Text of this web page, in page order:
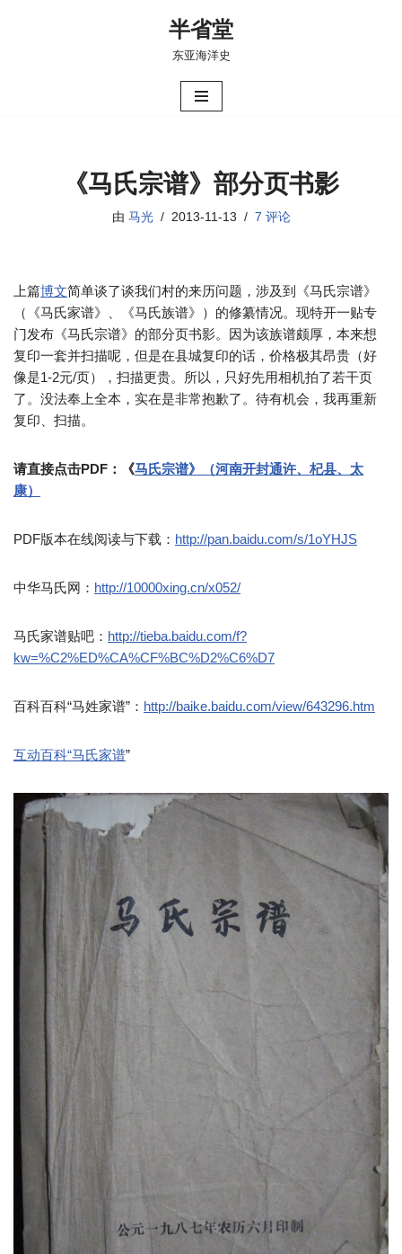
半省堂
东亚海洋史
《马氏宗谱》部分页书影
由 马光 2013-11-13 7 评论
上篇博文简单谈了谈我们村的来历问题，涉及到《马氏宗谱》
（《马氏家谱》、《马氏族谱》）的修纂情况。现特开一贴专
门发布《马氏宗谱》的部分页书影。因为该族谱颇厚，本来想
复印一套并扫描呢，但是在县城复印的话，价格极其昂贵（好
像是1-2元/页），扫描更贵。所以，只好先用相机拍了若干页
了。没法奉上全本，实在是非常抱歉了。待有机会，我再重新
复印、扫描。
请直接点击PDF：《马氏宗谱》（河南开封通许、杞县、太
康）
PDF版本在线阅读与下载： http://pan.baidu.com/s/1oYHJS
中华马氏网： http://10000xing.cn/x052/
马氏家谱贴吧： http://tieba.baidu.com/f?
kw=%C2%ED%CA%CF%BC%D2%C6%D7
百科百科“马姓家谱”： http://baike.baidu.com/view/643296.htm
互动百科“马氏家谱”